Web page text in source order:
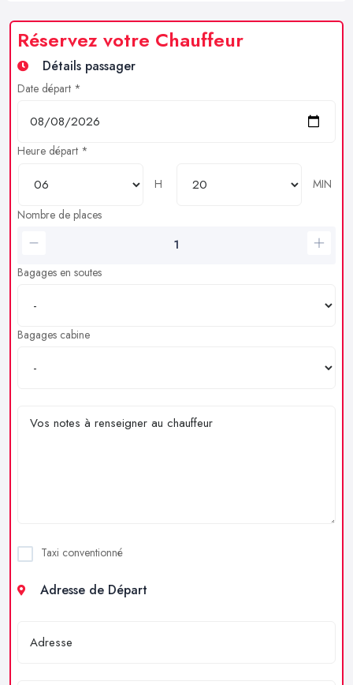
Réservez votre Chauffeur
Détails passager
Date départ *
Heure départ *
H
MIN
Nombre de places
Bagages en soutes
Bagages cabine
Taxi conventionné
Adresse de Départ